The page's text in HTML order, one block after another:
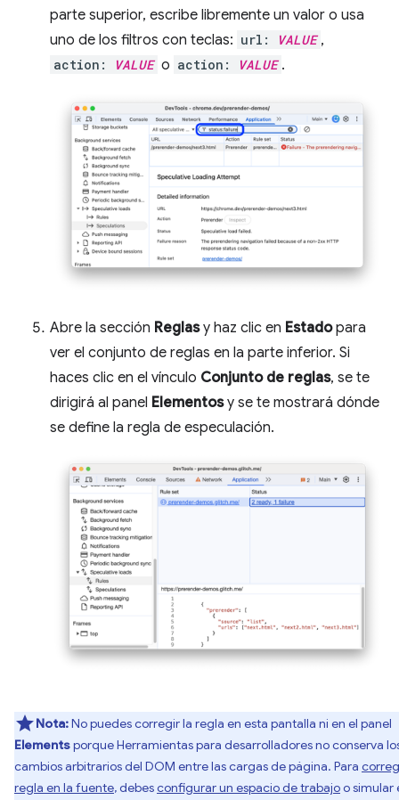
parte superior, escribe libremente un valor o usa
uno de los filtros con teclas: url: VALUE ,
action: VALUE o action: VALUE .
Abre la sección Reglasy haz clic en Estadopara
ver el conjunto de reglas en la parte inferior. Si
haces clic en el vínculo Conjunto de reglas, se te
dirigirá al panel Elementosy se te mostrará dónde
se define la regla de especulación.
Nota:No puedes corregir la regla en esta pantalla ni en el panel
Elementsporque Herramientas para desarrolladores no conserva
cambios arbitrarios del DOM entre las cargas de página. Para
regla en la fuente, debesconfigurar un espacio de trabajoo simular